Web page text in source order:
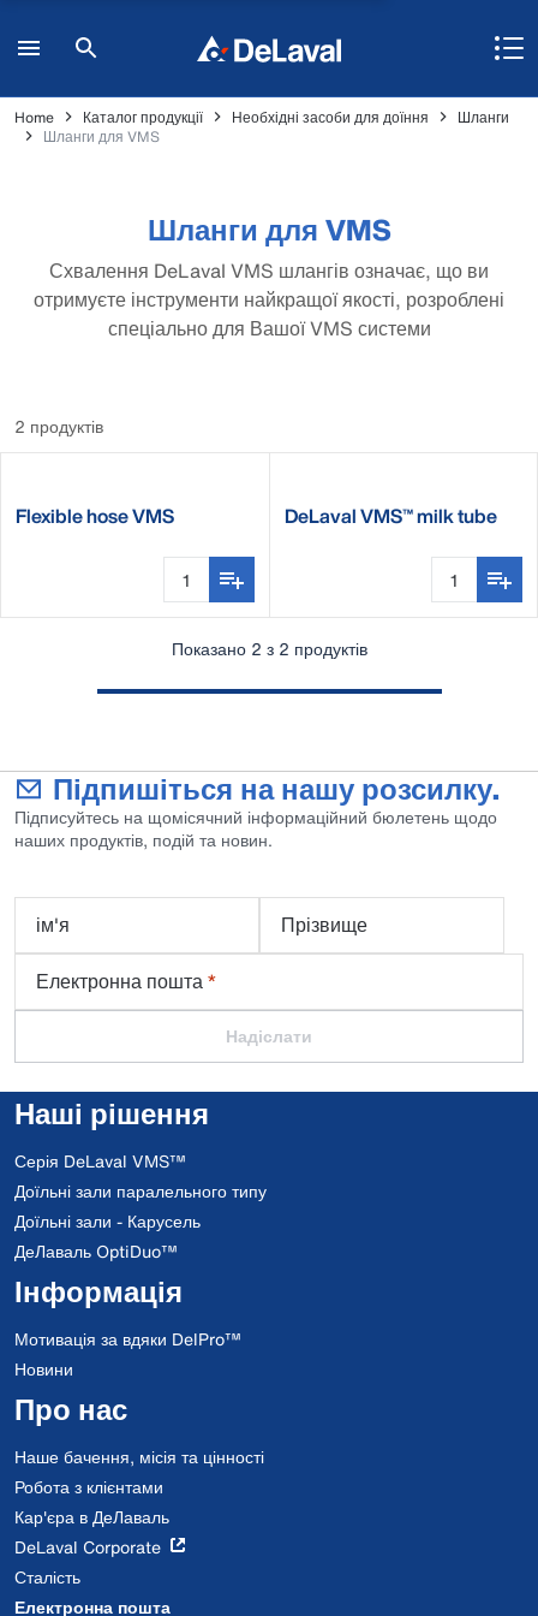
Home Каталог продукції Необхідні засоби для доїння
Шланги
Шланги для VMS
Шланги для VMS
Схвалення DeLaval VMS шлангів означає, що ви
отримуєте інструменти найкращої якості, розроблені
спеціально для Вашої VMS системи
2 продуктів
Flexible hose VMS DeLaval VMS™ milk tube
Показано 2 з 2 продуктів
Підпишіться на нашу розсилку.
Підписуйтесь на щомісячний інформаційний бюлетень щодо
наших продуктів, подій та новин.
ім'я
Прізвище
Електронна пошта*
Надіслати
Наші рішення
Серія DeLaval VMS™
Доїльні зали паралельного типу
Доїльні зали - Карусель
ДеЛаваль OptiDuo™
Інформація
Мотивація за вдяки DelPro™
Новини
Про нас
Наше бачення, місія та цінності
Робота з клієнтами
Кар'єра в ДеЛаваль
DeLaval Corporate
Сталість
Електронна пошта